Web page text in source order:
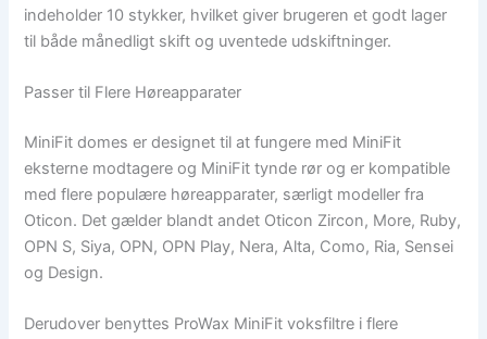
indeholder 10 stykker, hvilket giver brugeren et godt lager
til både månedligt skift og uventede udskiftninger.
Passer til Flere Høreapparater
MiniFit domes er designet til at fungere med MiniFit
eksterne modtagere og MiniFit tynde rør og er kompatible
med flere populære høreapparater, særligt modeller fra
Oticon. Det gælder blandt andet Oticon Zircon, More, Ruby,
OPN S, Siya, OPN, OPN Play, Nera, Alta, Como, Ria, Sensei
og Design.
Derudover benyttes ProWax MiniFit voksfiltre i flere